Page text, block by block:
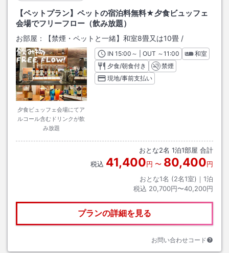
【ペットプラン】ペットの宿泊料無料★夕食ビュッフェ
会場でフリーフロー（飲み放題）
お部屋： 【禁煙・ペットと一緒】和室8畳又は10畳 /
夕食ビュッフェ会場にてア
ルコール含むドリンクが飲
み放題
INチェックイン
15:00 ～ | OUT チェックアウト
～11:00
和室
夕食/朝食付き
禁煙
現地/事前支払い
おとな2名 1泊1部屋 合計
税込 41,400円 〜 80,400円
おとな1名 (2名1室)｜ 1泊
税込 20,700円〜40,200円
プランの詳細を見る
お問い合わせコード